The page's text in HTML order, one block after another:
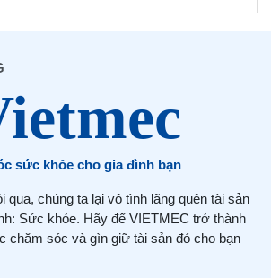
sức khỏe cho gia đình bạn
qua, chúng ta lại vô tình lãng quên tài sản
Sức khỏe. Hãy để VIETMEC trở thành
chăm sóc và gìn giữ tài sản đó cho bạn